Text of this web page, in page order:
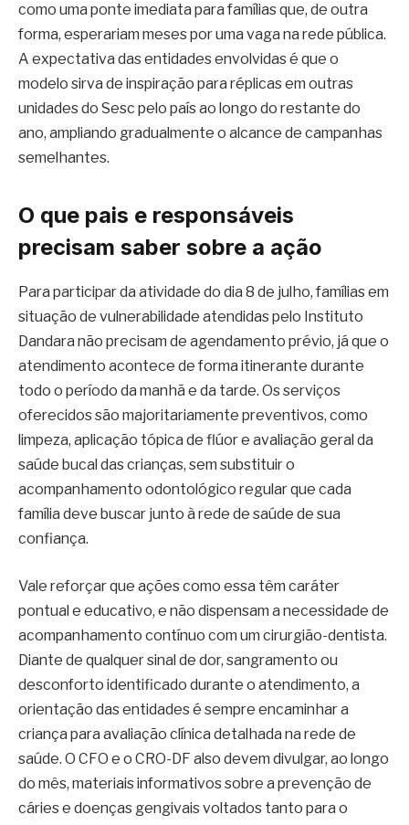
como uma ponte imediata para famílias que, de outra
forma, esperariam meses por uma vaga na rede pública.
A expectativa das entidades envolvidas é que o
modelo sirva de inspiração para réplicas em outras
unidades do Sesc pelo país ao longo do restante do
ano, ampliando gradualmente o alcance de campanhas
semelhantes.
O que pais e responsáveis
precisam saber sobre a ação
Para participar da atividade do dia 8 de julho, famílias em
situação de vulnerabilidade atendidas pelo Instituto
Dandara não precisam de agendamento prévio, já que o
atendimento acontece de forma itinerante durante
todo o período da manhã e da tarde. Os serviços
oferecidos são majoritariamente preventivos, como
limpeza, aplicação tópica de flúor e avaliação geral da
saúde bucal das crianças, sem substituir o
acompanhamento odontológico regular que cada
família deve buscar junto à rede de saúde de sua
confiança.
Vale reforçar que ações como essa têm caráter
pontual e educativo, e não dispensam a necessidade de
acompanhamento contínuo com um cirurgião-dentista.
Diante de qualquer sinal de dor, sangramento ou
desconforto identificado durante o atendimento, a
orientação das entidades é sempre encaminhar a
criança para avaliação clínica detalhada na rede de
saúde. O CFO e o CRO-DF also devem divulgar, ao longo
do mês, materiais informativos sobre a prevenção de
cáries e doenças gengivais voltados tanto para o